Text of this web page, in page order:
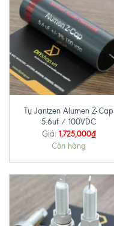
Tụ Jantzen Alumen Z-Cap
5.6uf / 100VDC
Giá: 1,725,000₫
Còn hàng